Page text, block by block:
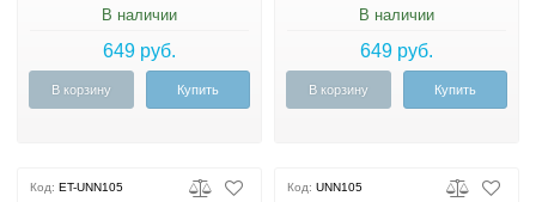
В наличии
649 руб.
В корзину Купить
В наличии
649 руб.
В корзину Купить
Код: ET-UNN105 Код: UNN105